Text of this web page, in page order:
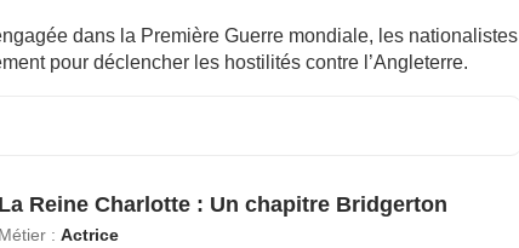
dans la Première Guerre mondiale, les nationalistes
pour déclencher les hostilités contre l’Angleterre.
La Reine Charlotte : Un chapitre Bridgerton
Métier : Actrice